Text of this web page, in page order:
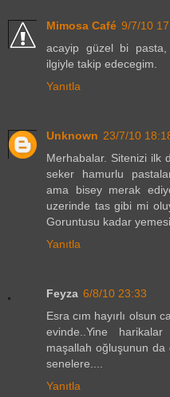
Mimosa Café 9/7/10
acayip güzel bi pasta,
ilgiyle takip edecegim.
Yanıtla
Unknown 23/7/10
Merhabalar. Sitenizi ilk
seker hamurlu
ama bisey merak
uzerinde tas gibi mi
Goruntusu kadar
Yanıtla
Feyza 6/8/10 23:33
Esra cım hayırlı olsun
evinde..Yine
maşallah oğluşunun
senelere....
Yanıtla